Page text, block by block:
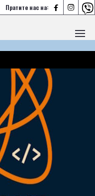
Пратите нас на:   